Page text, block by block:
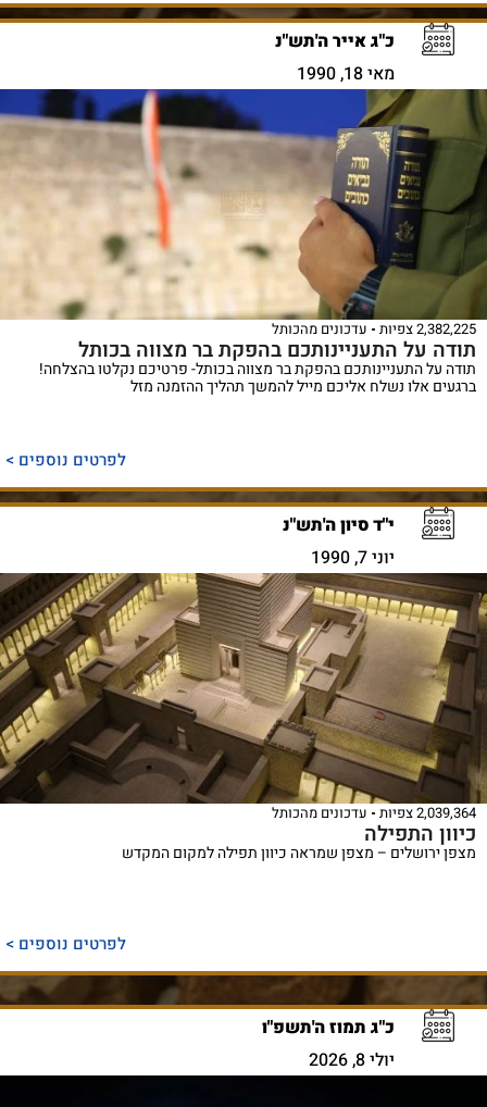
כ"ג אייר ה'תש"נ
מאי 18, 1990
2,382,225 צפיות עדכונים מהכותל
תודה על התעניינותכם בהפקת בר מצווה בכותל
תודה על התעניינותכם בהפקת בר מצווה בכותל- פרטיכם נקלטו בהצלחה!
ברגעים אלו נשלח אליכם מייל להמשך תהליך ההזמנה מזל
לפרטים נוספים >
י"ד סיון ה'תש"נ
יוני 7, 1990
2,039,364 צפיות עדכונים מהכותל
כיוון התפילה
מצפן ירושלים – מצפן שמראה כיוון תפילה למקום המקדש
לפרטים נוספים >
כ"ג תמוז ה'תשפ"ו
יולי 8, 2026